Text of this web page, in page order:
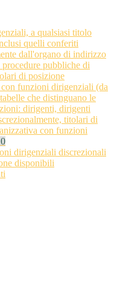
a qualsiasi titolo
quelli conferiti
dall'organo di indirizzo
pubbliche di
di posizione
funzioni dirigenziali (da
che distinguano le
dirigenti, dirigenti
titolari di
con funzioni
dirigenziali discrezionali
disponibili